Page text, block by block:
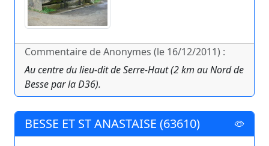
Commentaire de Anonymes (le 16/12/2011) :
Au centre du lieu-dit de Serre-Haut (2 km au Nord de
Besse par la D36).
BESSE ET ST ANASTAISE (63610)